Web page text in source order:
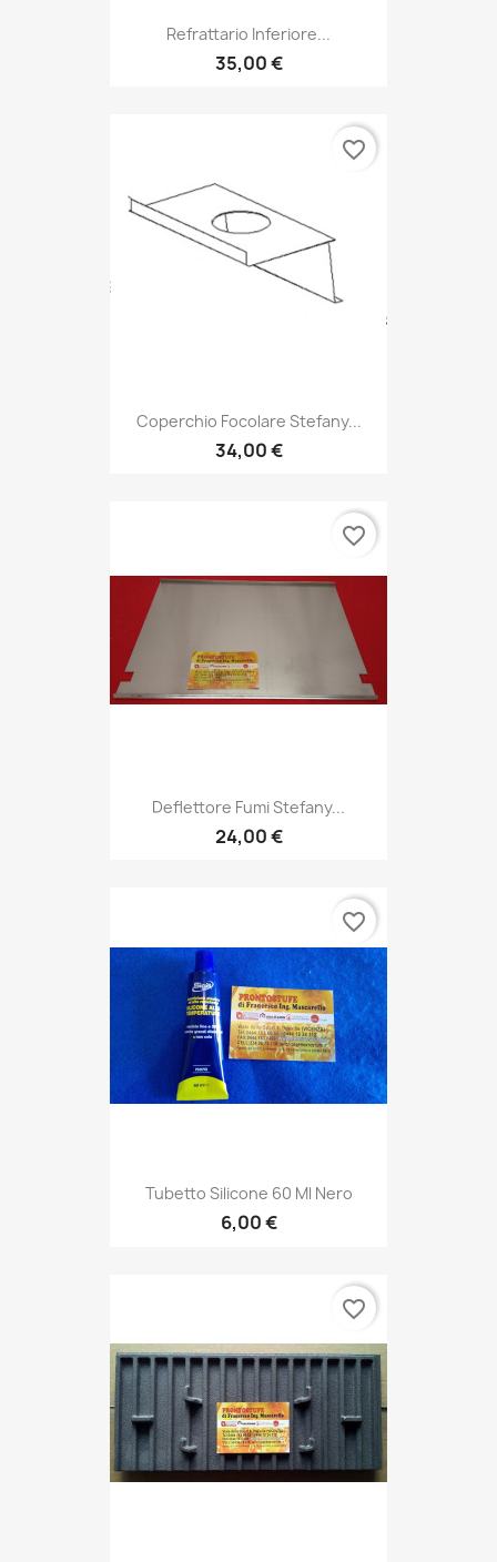
Refrattario Inferiore...
35,00 €
Coperchio Focolare Stefany...
34,00 €
favorite_border
Deflettore Fumi Stefany...
24,00 €
favorite_border
Tubetto Silicone 60 Ml Nero
6,00 €
favorite_border
favorite_border